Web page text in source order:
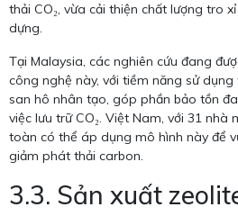
thải CO₂, vừa cải thiện chất lượng tro
dựng.
Tại Malaysia, các nghiên cứu đang
công nghệ này, với tiềm năng sử
san hô nhân tạo, góp phần bảo tồn
việc lưu trữ CO₂. Việt Nam, với 31 nhà
toàn có thể áp dụng mô hình này để
giảm phát thải carbon.
3.3. Sản xuất